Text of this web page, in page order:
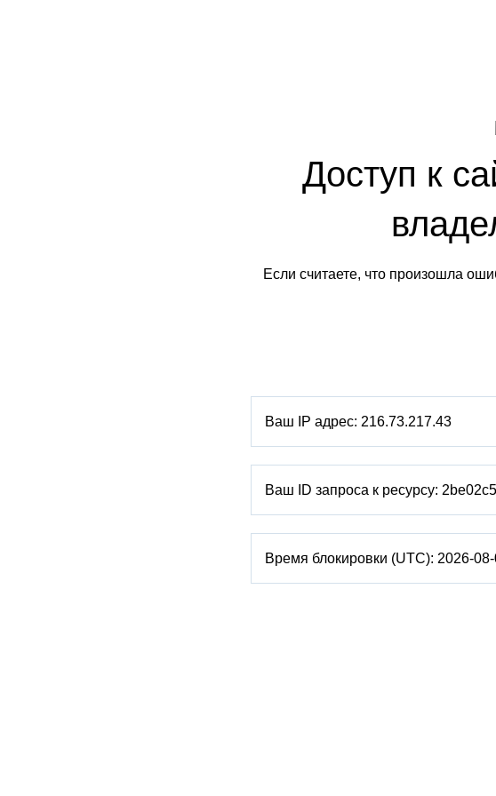
Доступ к
Если считаете, что произошла
Ваш IP адрес: 216.73.217.43
Ваш ID запроса к ресурсу:
Время блокировки (UTC): 2026-